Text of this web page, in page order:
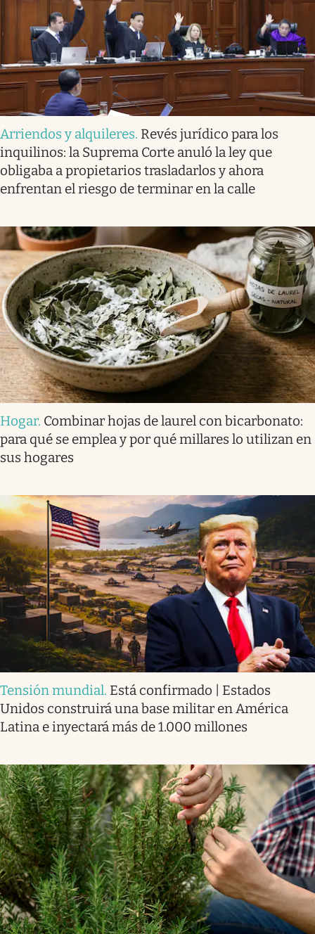
Arriendos y alquileres. Revés jurídico para los
inquilinos: la Suprema Corte anuló la ley que
obligaba a propietarios trasladarlos y ahora
enfrentan el riesgo de terminar en la calle
Hogar. Combinar hojas de laurel con bicarbonato:
para qué se emplea y por qué millares lo utilizan en
sus hogares
Tensión mundial. Está confirmado | Estados
Unidos construirá una base militar en América
Latina e inyectará más de 1.000 millones